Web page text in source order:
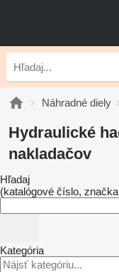
Náhradné diely
Hydraulické
nakladačov
Hľadaj
(katalógové číslo,
Kategória